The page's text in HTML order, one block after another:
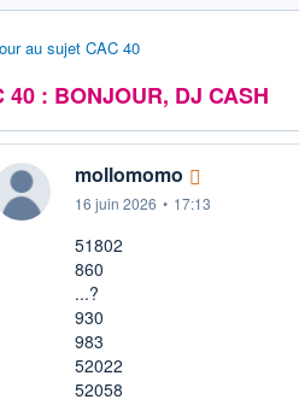
au sujet CAC 40
40 : BONJOUR, DJ CASH
mollomomo
16 juin 2026 • 17:13
51802
860
...?
930
983
52022
52058